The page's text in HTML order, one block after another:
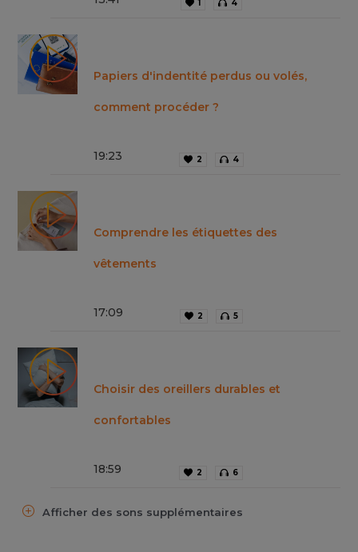
1 4
Papiers d'indentité perdus ou volés,
comment procéder ?
19:23 2 4
Comprendre les étiquettes des
vêtements
17:09 2 5
Choisir des oreillers durables et
confortables
18:59 2 6
Afficher des sons supplémentaires